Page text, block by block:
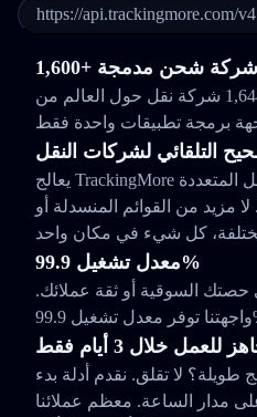
https://api.trackingmore.com/v4
1,600+ شركة شحن مدمجة
تتبع وراقب الطرود من 1,644 شركة نقل حول العالم من
التلقائي لشركات النقل
يعالج TrackingMore مشكلاتك مع شركات النقل المتعددة
مزيد من القوائم المنسدلة أو
معدل تشغيل 99.9%
حصتك السوقية أو ثقة عملائك.
للعمل خلال 3 أيام فقط
لا تقلق. نقدم أدلة بدء
مدار الساعة. معظم عملائنا